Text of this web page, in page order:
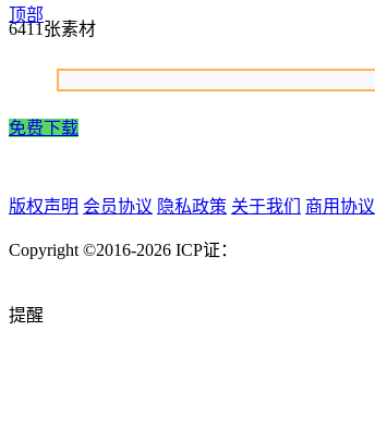
顶部
6411张素材
免费下载
版权声明 会员协议 隐私政策 关于我们 商用协议
Copyright ©2016-2026 ICP证：
提醒